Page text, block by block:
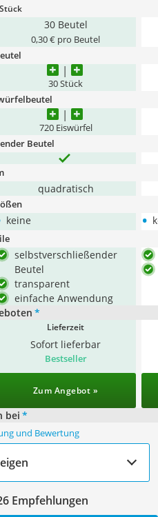
30 Beutel
0,30 € pro Beutel
30 Stück
720 Eiswürfel
Beutel
quadratisch
keine •
selbstverschließender
Beutel
transparent
einfache Anwendung
*
Lieferzeit
Sofort lieferbar
Bestseller
Zum Angebot »
bei *
und Bewertung
Empfehlungen